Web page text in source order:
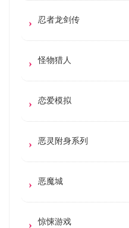
忍者龙剑传
怪物猎人
恋爱模拟
恶灵附身系列
恶魔城
惊悚游戏